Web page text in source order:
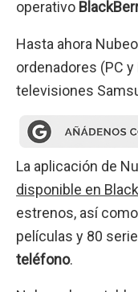
operativo
Hasta ahora
ordenadores (PC
televisiones
La aplicación de
disponible en
estrenos, así
películas y 80
teléfono.